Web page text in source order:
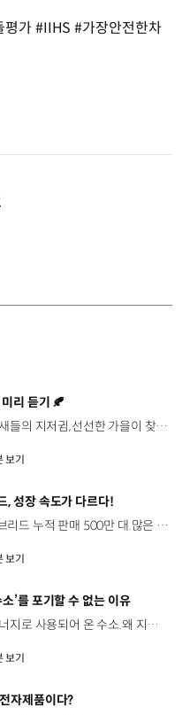
가 #IIHS #가장안전한차
리 듣기 🍂
살랑이는 억새와 새들의 지저귐,선선한 가을이 찾아오는 소리. 더 기아 타스만과 함께 계절을 만나보세요. 🎧 *본 영상은 AI를 활용해 제작했습니다. #기아 #더기아타스만 #타스만 #가을 #입추 #Tasman #ASMR
보기
, 성장 속도가 다르다!
현대자동차 하이브리드 누적 판매 500만 대.많은 운전자들이 선택한 이유는 무엇일까요? 현대진행형 팟캐스트 EP.21에서 확인하세요.📻 #현대자동차그룹 #현대진행형 #모빌리티팟캐스트 #하이브리드 #연료 #미래모빌리티 #모빌리티
보기
’를 포기할 수 없는 이유
오랫동안 미래 에너지로 사용되어 온 수소.왜 지금까지도 중요한 선택지로 꼽힐까요? 현대진행형 팟캐스트 EP.21에서 확인하세요.📻 #현대자동차그룹 #현대진행형 #모빌리티팟캐스트 #수소전기차 #수소에너지 #연료 #미래모빌리티 #모빌리티
보기
자제품이다?